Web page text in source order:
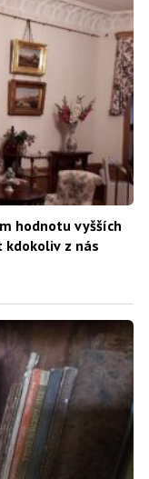
hodnotu vyšších
z nás